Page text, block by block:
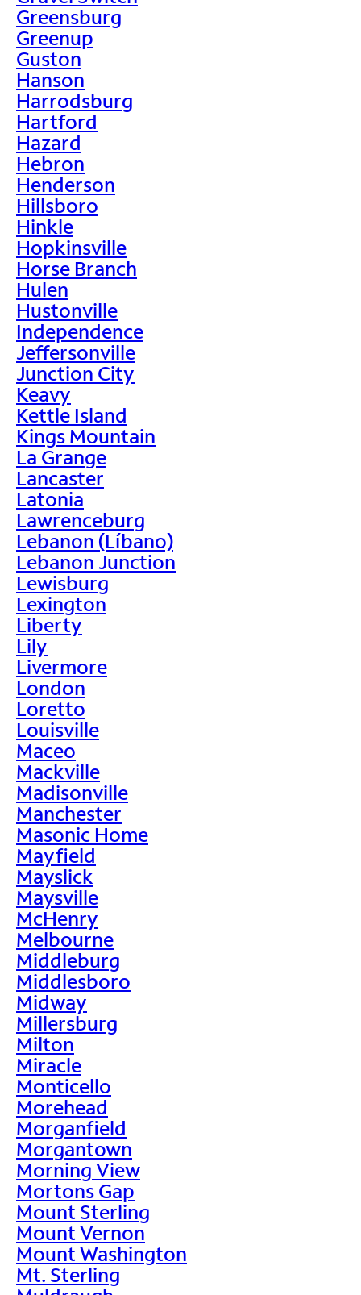
Greensburg
Greenup
Guston
Hanson
Harrodsburg
Hartford
Hazard
Hebron
Henderson
Hillsboro
Hinkle
Hopkinsville
Horse Branch
Hulen
Hustonville
Independence
Jeffersonville
Junction City
Keavy
Kettle Island
Kings Mountain
La Grange
Lancaster
Latonia
Lawrenceburg
Lebanon (Líbano)
Lebanon Junction
Lewisburg
Lexington
Liberty
Lily
Livermore
London
Loretto
Louisville
Maceo
Mackville
Madisonville
Manchester
Masonic Home
Mayfield
Mayslick
Maysville
McHenry
Melbourne
Middleburg
Middlesboro
Midway
Millersburg
Milton
Miracle
Monticello
Morehead
Morganfield
Morgantown
Morning View
Mortons Gap
Mount Sterling
Mount Vernon
Mount Washington
Mt. Sterling